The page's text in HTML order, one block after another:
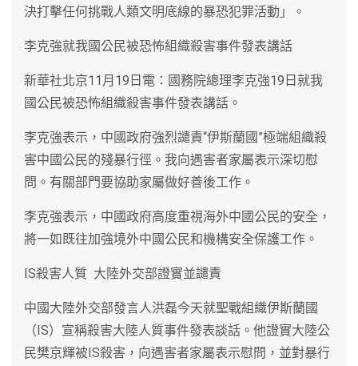
決打擊任何挑戰人類文明底線的暴恐犯罪活動」。
李克強就我國公民被恐怖組織殺害事件發表講話
新華社北京11月19日電：國務院總理李克強19日就我
國公民被恐怖組織殺害事件發表講話。
李克強表示，中國政府強烈譴責“伊斯蘭國”極端組織殺
害中國公民的殘暴行徑。我向遇害者家屬表示深切慰
問。有關部門要協助家屬做好善後工作。
李克強表示，中國政府高度重視海外中國公民的安全，
將一如既往加強境外中國公民和機構安全保護工作。
IS殺害人質 大陸外交部證實並譴責
中國大陸外交部發言人洪磊今天就聖戰組織伊斯蘭國
（IS）宣稱殺害大陸人質事件發表談話。他證實大陸公
民樊京輝被IS殺害，向遇害者家屬表示慰問，並對暴行